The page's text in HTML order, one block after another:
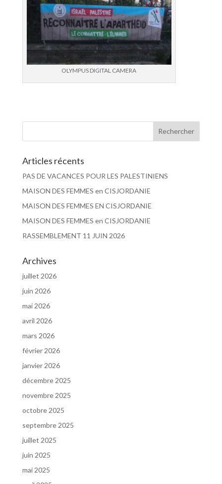
OLYMPUS DIGITAL CAMERA
Articles récents
PAS DE VACANCES POUR LES PALESTINIENS
MAISON DES FEMMES en CISJORDANIE
MAISON DES FEMMES EN CISJORDANIE
MAISON DES FEMMES en CISJORDANIE
RASSEMBLEMENT 11 JUIN 2026
Archives
juillet 2026
juin 2026
mai 2026
avril 2026
mars 2026
février 2026
janvier 2026
décembre 2025
novembre 2025
octobre 2025
septembre 2025
juillet 2025
juin 2025
mai 2025